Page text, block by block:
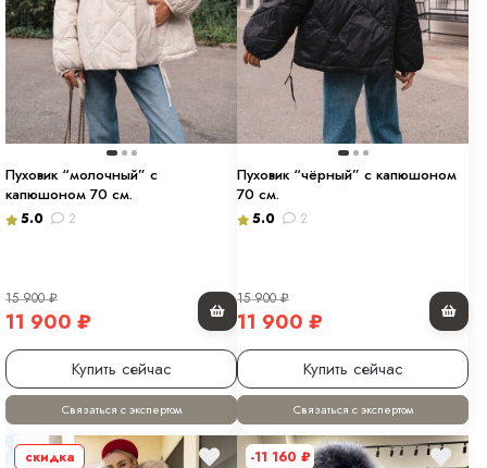
Пуховик “молочный” с
капюшоном 70 см.
5.0 2
15 900₽
11 900 ₽
Купить сейчас
Связаться с экспертом
Пуховик “чёрный” с капюшоном
70 см.
5.0 2
15 900₽
11 900 ₽
Купить сейчас
Связаться с экспертом
скидка
-11 160 ₽